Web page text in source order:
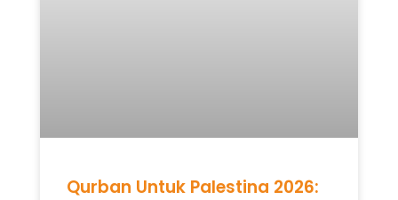
Qurban Untuk Palestina 2026: